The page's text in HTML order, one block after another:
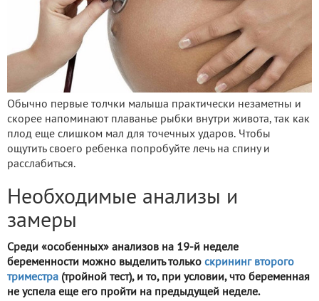
Обычно первые толчки малыша практически незаметны и
скорее напоминают плаванье рыбки внутри живота, так как
плод еще слишком мал для точечных ударов. Чтобы
ощутить своего ребенка попробуйте лечь на спину и
расслабиться.
Необходимые анализы и
замеры
Среди «особенных» анализов на 19-й неделе
беременности можно выделить только скринингвторого
триместра (тройной тест), и то, при условии, что беременная
не успела еще его пройти на предыдущей неделе.